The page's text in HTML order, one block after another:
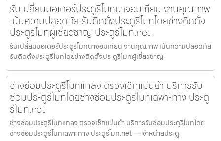
รับเปลี่ยนมอเตอร์ประตูรีโมทนาจอมเทียน งานคุณภาพ
เน้นความปลอดภัย รับติดตั้งประตูรีโมทโดยช่างติดตั้ง
ประตูรีโมทผู้เชี่ยวชาญ ประตูรีโมท.net
รับเปลี่ยนมอเตอร์ประตูรีโมทนาจอมเทียน งานคุณภาพ เน้นความปลอดภัย
รับติดตั้งประตูรีโมทโดยช่างติดตั้งประตูรีโมทผู้เชี่ยวชาญ
ช่างซ่อมประตูรีโมทแกลง ตรวจเช็กแม่นยำ บริการรับ
ซ่อมประตูรีโมทโดยช่างซ่อมประตูรีโมทเฉพาะทาง ประตู
รีโมท.net
ช่างซ่อมประตูรีโมทแกลง ตรวจเช็กแม่นยำ บริการรับซ่อมประตูรีโมทโดย
ช่างซ่อมประตูรีโมทเฉพาะทาง ประตูรีโมท.net — จำหน่ายประตู